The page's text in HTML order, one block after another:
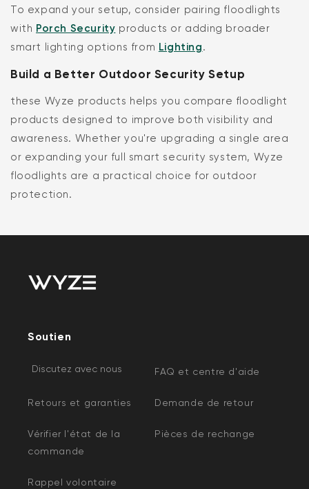
To expand your setup, consider pairing floodlights
with Porch Security products or adding broader
smart lighting options from Lighting.
Build a Better Outdoor Security Setup
these Wyze products helps you compare floodlight
products designed to improve both visibility and
awareness. Whether you're upgrading a single area
or expanding your full smart security system, Wyze
floodlights are a practical choice for outdoor
protection.
Soutien
Discutez avec nous FAQ et centre d'aide
Retours et garanties Demande de retour
Vérifier l'état de la
commande
Pièces de rechange
Rappel volontaire